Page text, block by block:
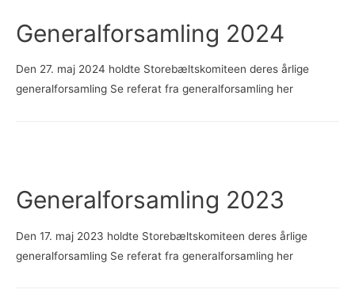
Generalforsamling 2024
Den 27. maj 2024 holdte Storebæltskomiteen deres årlige
generalforsamling Se referat fra generalforsamling her
Generalforsamling 2023
Den 17. maj 2023 holdte Storebæltskomiteen deres årlige
generalforsamling Se referat fra generalforsamling her